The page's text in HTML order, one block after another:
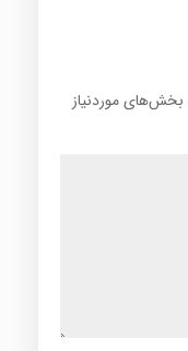
بخش‌های موردنیاز